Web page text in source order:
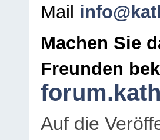
Mail
Machen Sie
Freunden
Auf die